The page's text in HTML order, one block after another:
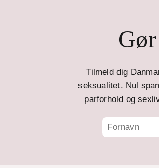
Tilmeld dig
seksualitet. Nul
parforhold og